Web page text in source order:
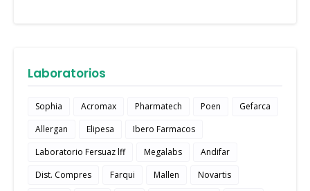
Laboratorios
Sophia Acromax Pharmatech Poen
Gefarca
Allergan
Elipesa
Ibero Farmacos
Laboratorio Fersuaz lff
Megalabs
Andifar
Dist. Compres
Farqui Mallen
Novartis